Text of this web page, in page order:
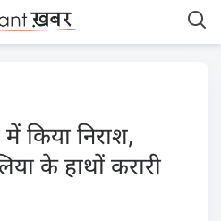
किया निराश,
के हाथों करारी